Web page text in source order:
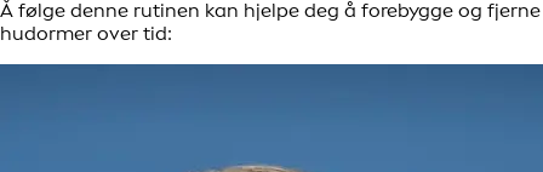
Å følge denne rutinen kan hjelpe deg å forebygge og fjerne
hudormer over tid: